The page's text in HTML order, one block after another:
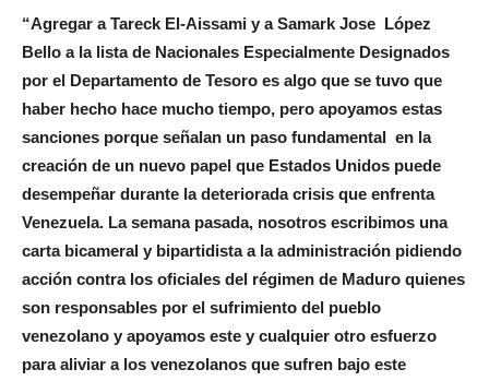
“Agregar a Tareck El-Aissami y a Samark Jose López
Bello a la lista de Nacionales Especialmente Designados
por el Departamento de Tesoro es algo que se tuvo que
haber hecho hace mucho tiempo, pero apoyamos estas
sanciones porque señalan un paso fundamental en la
creación de un nuevo papel que Estados Unidos puede
desempeñar durante la deteriorada crisis que enfrenta
Venezuela. La semana pasada, nosotros escribimos una
carta bicameral y bipartidista a la administración pidiendo
acción contra los oficiales del régimen de Maduro quienes
son responsables por el sufrimiento del pueblo
venezolano y apoyamos este y cualquier otro esfuerzo
para aliviar a los venezolanos que sufren bajo este